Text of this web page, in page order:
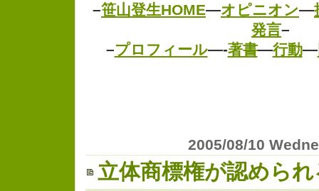
–笹山登生HOME—オピニオン—
発言–
–プロフィール—-著書—行動—
2005/08/10
立体商標権が認めら